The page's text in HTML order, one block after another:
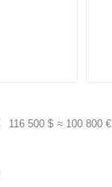
116 500 $ ≈ 100 800 €